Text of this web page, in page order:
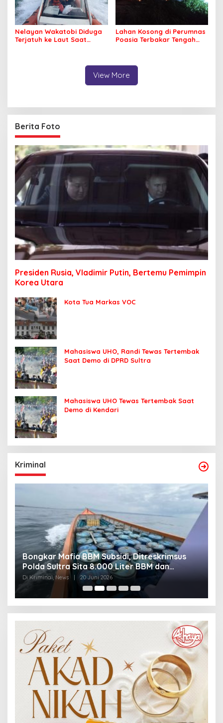
Nelayan Wakatobi Diduga
Terjatuh ke Laut Saat
Lahan Kosong di Perumnas
Poasia Terbakar Tengah
View More
Berita Foto
Presiden Rusia, Vladimir Putin, Bertemu Pemimpin
Korea Utara
Kota Tua Markas VOC
Mahasiswa UHO, Randi Tewas Tertembak
Saat Demo di DPRD Sultra
Mahasiswa UHO Tewas Tertembak Saat
Demo di Kendari
Kriminal
Bongkar Mafia BBM Subsidi, Ditreskrimsus
Polda Sultra Sita 8.000 Liter BBM dan
Ringkus 3 Tersangka
Di Kriminal, News 20 Juni 2026